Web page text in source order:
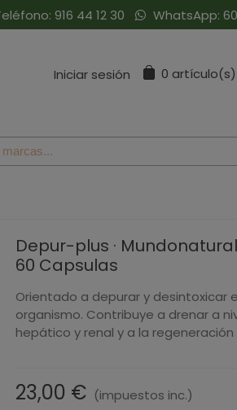
916 44 12 30 WhatsApp:
Iniciar sesión 0 artículo(s)
Depur-plus · Mundonatural
60 Capsulas
Orientado a depurar y desintoxicar
organismo. Contribuye a drenar a
hepático y renal y a la regeneración
23,00 € (impuestos inc.)